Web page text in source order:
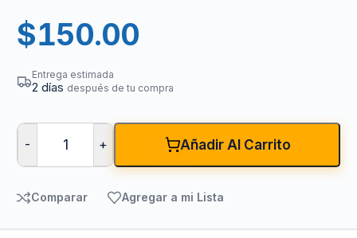
$150.00
Entrega estimada
2 días después de tu compra
- + Añadir Al Carrito
Comparar Agregar a mi Lista